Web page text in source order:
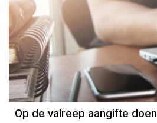
Op de valreep aangifte doen